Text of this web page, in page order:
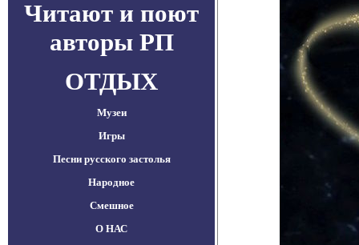
Читают и поют
авторы РП
ОТДЫХ
Музеи
Игры
Песни русского застолья
Народное
Смешное
О НАС